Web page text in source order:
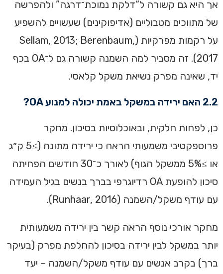
אך היא גם קשורה ל“דלקת נמוכת־דרגה” ולהפרשה
של מתווכים מטבוליים (אדיפוקינים) שעשויים להשפיע
על רקמות מפרקיות (Sellam, 2013; Berenbaum,
2017). זה מסביר למה השמנה קשורה גם ל־OA בכף
יד, שאינה מפרק נשיאת משקל קלאסי.
2.2 האם ירידה במשקל באמת יכולה למנוע OA?
כן, לפחות חלקית, ובאוכלוסיות בסיכון. מחקר
פרוספקטיבי משמעותי הראה כי ירידה מתונה (≥5 ק״ג
או ≥5% ממשקל הגוף) לאורך כ־30 חודשים הפחיתה
סיכון להופעת OA רדיוגרפי בברך בנשים בגיל העמידה
עם עודף משקל/השמנה (Runhaar, 2016).
מחקר אורכי נוסף הראה קשר בין ירידה משמעותית
יותר במשקל לבין ירידה בסיכון להחלפת מפרק (בעיקר
ברך) בקרב אנשים עם עודף משקל/השמנה – יעד